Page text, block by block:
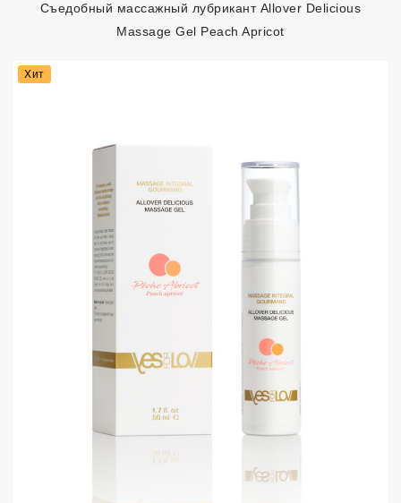
Съедобный массажный лубрикант Allover Delicious
Massage Gel Peach Apricot
Хит